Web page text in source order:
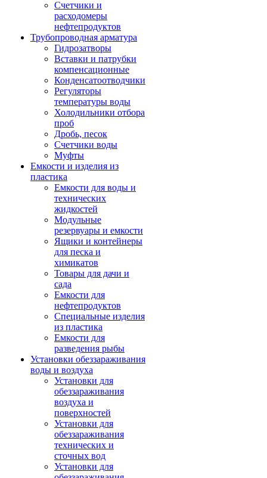
Счетчики и
расходомеры
нефтепродуктов
Трубопроводная арматура
Гидрозатворы
Вставки и патрубки
компенсационные
Конденсатоотводчики
Регуляторы
температуры воды
Холодильники отбора
проб
Дробь, песок
Счетчики воды
Муфты
Емкости и изделия из
пластика
Емкости для воды и
технических
жидкостей
Модульные
резервуары и емкости
Ящики и контейнеры
для песка и
химикатов
Товары для дачи и
сада
Емкости для
нефтепродуктов
Специальные изделия
из пластика
Емкости для
разведения рыбы
Установки обеззараживания
воды и воздуха
Установки для
обеззараживания
воздуха и
поверхностей
Установки для
обеззараживания
технических и
сточных вод
Установки для